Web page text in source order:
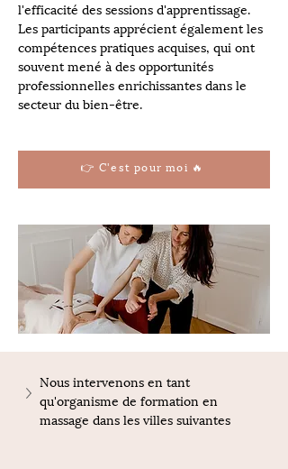
l'efficacité des sessions d'apprentissage.
Les participants apprécient également les
compétences pratiques acquises, qui ont
souvent mené à des opportunités
professionnelles enrichissantes dans le
secteur du bien-être.
👉 C'est pour moi 🔥
Nous intervenons en tant
qu'organisme de formation en
massage dans les villes suivantes